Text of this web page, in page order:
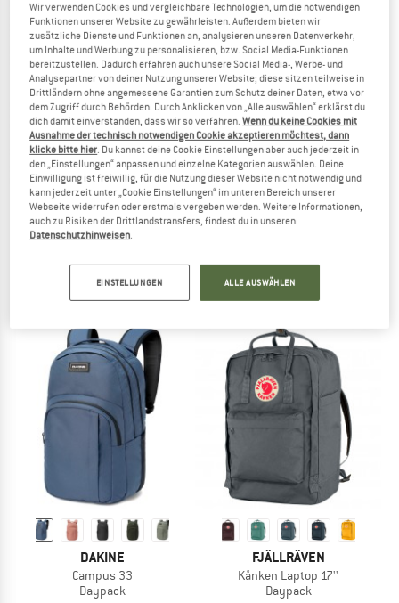
TASMANIAN TIGER
Notebooktasche
44,95 €
(0)
Daypack
69,95 €
(0)
DAKINE
Campus 33
Daypack
FJÄLLRÄVEN
Kånken Laptop 17''
Daypack
Wir verwenden Cookies und vergleichbare Technologien, um die notwendigen
Funktionen unserer Website zu gewährleisten. Außerdem bieten wir
zusätzliche Dienste und Funktionen an, analysieren unseren Datenverkehr,
um Inhalte und Werbung zu personalisieren, bzw. Social Media-Funktionen
bereitzustellen. Dadurch erfahren auch unsere Social Media-, Werbe- und
Analysepartner von deiner Nutzung unserer Website; diese sitzen teilweise in
Drittländern ohne angemessene Garantien zum Schutz deiner Daten, etwa vor
dem Zugriff durch Behörden. Durch Anklicken von „Alle auswählen“ erklärst du
dich damit einverstanden, dass wir so verfahren.Wenn du keine Cookies mit
Ausnahme der technisch notwendigen Cookie akzeptieren möchtest, dann
klicke bitte hier. Du kannst deine Cookie Einstellungen aber auch jederzeit in
den „Einstellungen“ anpassen und einzelne Kategorien auswählen. Deine
Einwilligung ist freiwillig, für die Nutzung dieser Website nicht notwendig und
kann jederzeit unter „Cookie Einstellungen“ im unteren Bereich unserer
Webseite widerrufen oder erstmals vergeben werden. Weitere Informationen,
auch zu Risiken der Drittlandstransfers, findest du in unseren
Datenschutzhinweisen.
EINSTELLUNGEN ALLE AUSWÄHLEN